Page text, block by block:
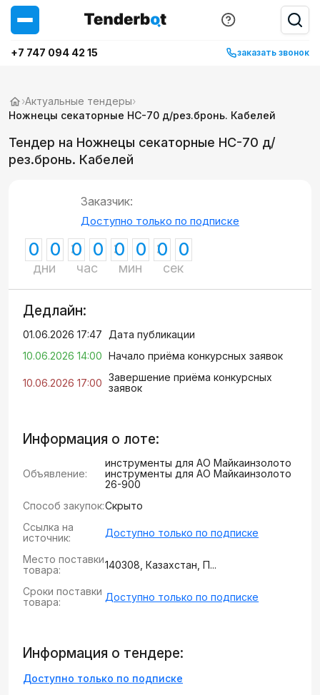
+7 747 094 42 15 заказать звонок
›Актуальные тендеры›
Ножнецы секаторные НС-70 д/рез.бронь. Кабелей
Тендер на Ножнецы секаторные НС-70 д/
рез.бронь. Кабелей
Заказчик:
Доступно только по подписке
0 0
дни
0 0
час
0 0
мин
0 0
сек
Дедлайн:
01.06.2026 17:47
Дата публикации
10.06.2026 14:00 Начало приёма конкурсных заявок
10.06.2026 17:00 Завершение приёма конкурсных
заявок
Информация о лоте:
Объявление:
инструменты для АО Майкаинзолото
инструменты для АО Майкаинзолото
26-900
Способ закупок:Скрыто
Ссылка на
источник:
Доступно только по подписке
Место поставки
товара:
140308, Казахстан, П...
Сроки поставки
товара:
Доступно только по подписке
Информация о тендере:
Доступно только по подписке